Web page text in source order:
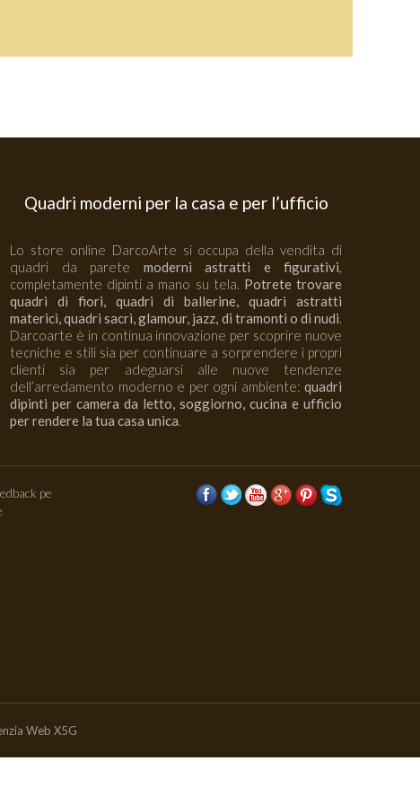
Quadri moderni per la casa e per l’ufficio
Lo store online DarcoArte si occupa della vendita di
quadri da parete moderni astratti e figurativi,
completamente dipinti a mano su tela. Potrete trovare
quadri di fiori, quadri di ballerine, quadri astratti
materici, quadri sacri, glamour, jazz, di tramonti o di nudi.
Darcoarte è in continua innovazione per scoprire nuove
tecniche e stili sia per continuare a sorprendere i propri
clienti sia per adeguarsi alle nuove tendenze
dell’arredamento moderno e per ogni ambiente: quadri
dipinti per camera da letto, soggiorno, cucina e ufficio
per rendere la tua casa unica.
pe
Web X5G